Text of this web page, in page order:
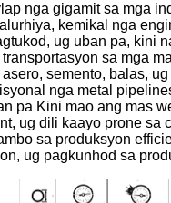
nga gigamit sa mga
kemikal nga
ug uban pa, kini
sa mga
semento, balas,
nga metal
pa Kini mao ang mas
ug dili kaayo prone sa
sa produksyon
ug pagkunhod sa